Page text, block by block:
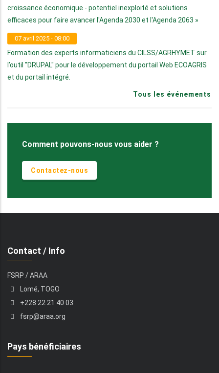
croissance économique - potentiel inexploité et solutions
efficaces pour faire avancer l'Agenda 2030 et l'Agenda 2063 »
07 avril 2025 - 08:00
Formation des experts informaticiens du CILSS/AGRHYMET sur
l’outil "DRUPAL" pour le développement du portail Web ECOAGRIS
et du portail intégré.
Tous les événements
Comment pouvons-nous vous aider ?
Contactez-nous
Contact / Info
FSRP / ARAA
Lomé, TOGO
+228 22 21 40 03
fsrp@araa.org
Pays bénéficiaires